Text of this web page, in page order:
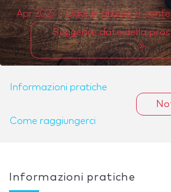
Apr 2027 - Date in attesa di
Suggerire date della
Informazioni pratiche
Come raggiungerci
Informazioni pratiche